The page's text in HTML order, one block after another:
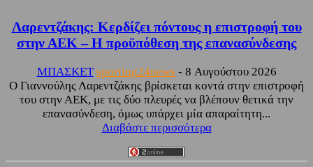
Λαρεντζάκης: Κερδίζει πόντους η επιστροφή του
στην ΑΕΚ – Η προϋπόθεση της επανασύνδεσης
ΜΠΑΣΚΕΤ sporting24news - 8 Αυγούστου 2026
Ο Γιαννούλης Λαρεντζάκης βρίσκεται κοντά στην επιστροφή
του στην ΑΕΚ, με τις δύο πλευρές να βλέπουν θετικά την
επανασύνδεση, όμως υπάρχει μία απαραίτητη...
Διαβάστε περισσότερα